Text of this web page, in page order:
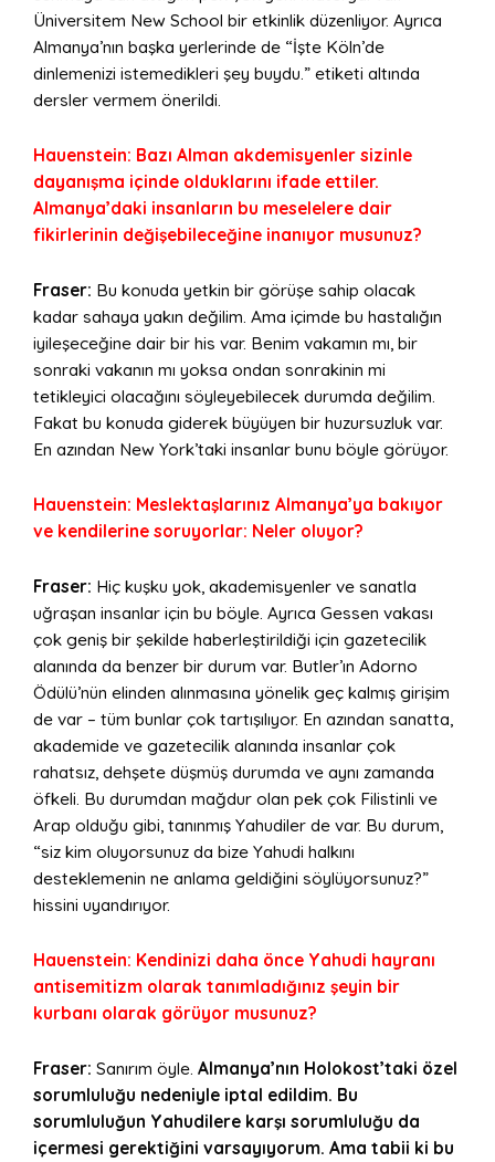
Üniversitem New School bir etkinlik düzenliyor. Ayrıca
Almanya’nın başka yerlerinde de “İşte Köln’de
dinlemenizi istemedikleri şey buydu.” etiketi altında
dersler vermem önerildi.
Hauenstein: Bazı Alman akdemisyenler sizinle
dayanışma içinde olduklarını ifade ettiler.
Almanya’daki insanların bu meselelere dair
fikirlerinin değişebileceğine inanıyor musunuz?
Fraser: Bu konuda yetkin bir görüşe sahip olacak
kadar sahaya yakın değilim. Ama içimde bu hastalığın
iyileşeceğine dair bir his var. Benim vakamın mı, bir
sonraki vakanın mı yoksa ondan sonrakinin mi
tetikleyici olacağını söyleyebilecek durumda değilim.
Fakat bu konuda giderek büyüyen bir huzursuzluk var.
En azından New York’taki insanlar bunu böyle görüyor.
Hauenstein: Meslektaşlarınız Almanya’ya bakıyor
ve kendilerine soruyorlar: Neler oluyor?
Fraser: Hiç kuşku yok, akademisyenler ve sanatla
uğraşan insanlar için bu böyle. Ayrıca Gessen vakası
çok geniş bir şekilde haberleştirildiği için gazetecilik
alanında da benzer bir durum var. Butler’ın Adorno
Ödülü’nün elinden alınmasına yönelik geç kalmış girişim
de var – tüm bunlar çok tartışılıyor. En azından sanatta,
akademide ve gazetecilik alanında insanlar çok
rahatsız, dehşete düşmüş durumda ve aynı zamanda
öfkeli. Bu durumdan mağdur olan pek çok Filistinli ve
Arap olduğu gibi, tanınmış Yahudiler de var. Bu durum,
“siz kim oluyorsunuz da bize Yahudi halkını
desteklemenin ne anlama geldiğini söylüyorsunuz?”
hissini uyandırıyor.
Hauenstein: Kendinizi daha önce Yahudi hayranı
antisemitizm olarak tanımladığınız şeyin bir
kurbanı olarak görüyor musunuz?
Fraser: Sanırım öyle. Almanya’nın Holokost’taki özel
sorumluluğu nedeniyle iptal edildim. Bu
sorumluluğun Yahudilere karşı sorumluluğu da
içermesi gerektiğini varsayıyorum. Ama tabii ki bu